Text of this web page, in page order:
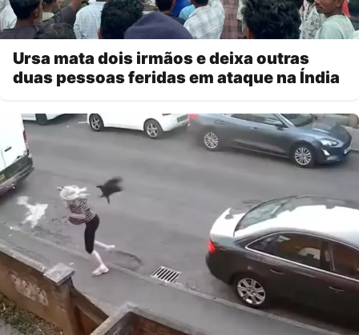
Ursa mata dois irmãos e deixa outras
duas pessoas feridas em ataque na Índia